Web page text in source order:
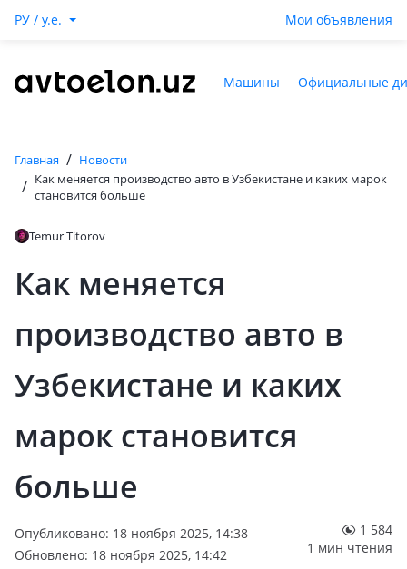
РУ / y.e. Мои объявления
Машины Официальные
Главная / Новости
/ Как меняется производство авто в Узбекистане и каких марок
становится больше
Temur Titorov
Как меняется
производство авто в
Узбекистане и каких
марок становится
больше
Опубликовано: 18 ноября 2025, 14:38
Обновлено: 18 ноября 2025, 14:42
1 584
1 мин чтения